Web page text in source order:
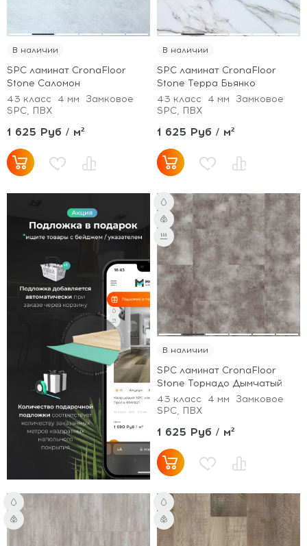
В наличии
SPC ламинат CronaFloor
Stone Саломон
43 класс
4 мм
Замковое
SPC, ПВХ
1 625 Руб / м²
В наличии
SPC ламинат CronaFloor
Stone Терра Бьянко
43 класс
4 мм
Замковое
SPC, ПВХ
1 625 Руб / м²
В наличии
SPC ламинат CronaFloor
Stone Торнадо Дымчатый
43 класс
4 мм
Замковое
SPC, ПВХ
1 625 Руб / м²